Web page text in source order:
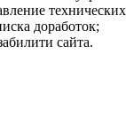
доработок;
сайта.